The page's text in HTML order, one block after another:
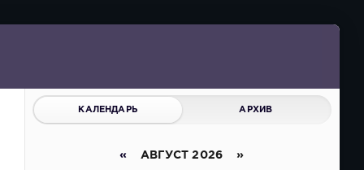
КАЛЕНДАРЬ АРХИВ
« АВГУСТ 2026 »